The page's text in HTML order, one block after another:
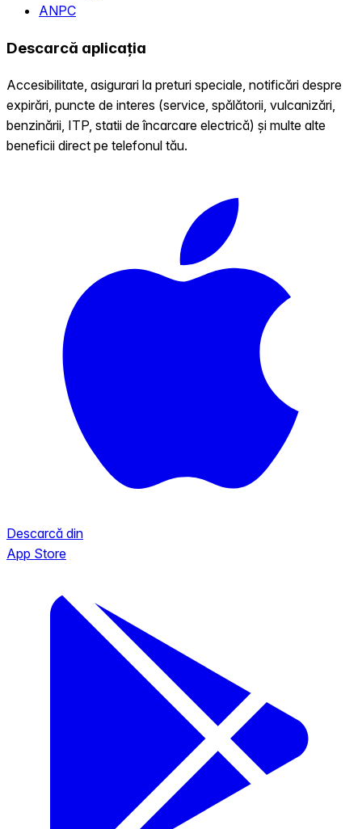
ANPC
Descarcă aplicația
Accesibilitate, asigurari la preturi speciale, notificări despre
expirări, puncte de interes (service, spălătorii, vulcanizări,
benzinării, ITP, statii de încarcare electrică) și multe alte
beneficii direct pe telefonul tău.
Descarcă din
App Store